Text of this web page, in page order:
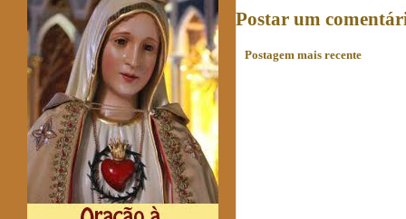
Postar um
Postagem mais recente